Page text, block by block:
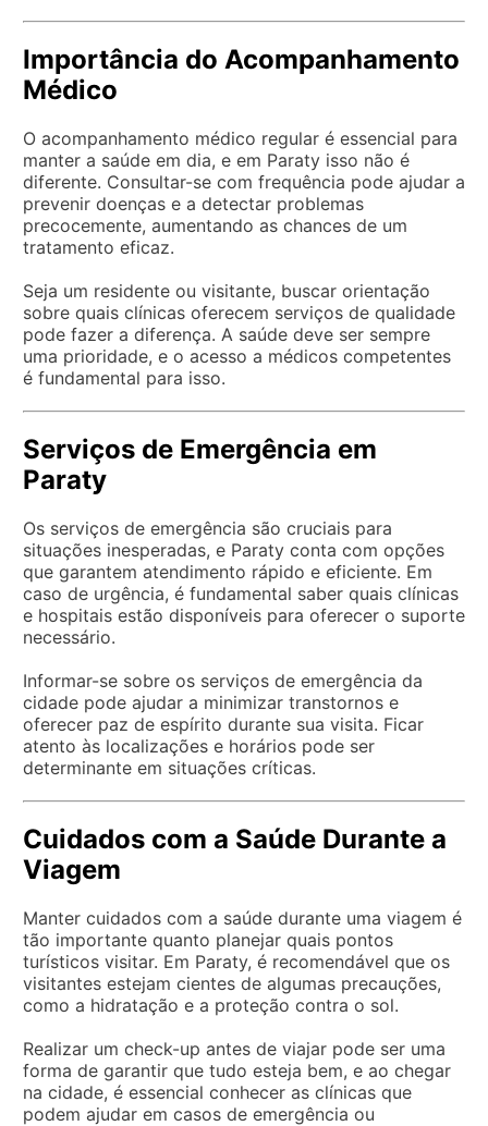
Importância do Acompanhamento
Médico
O acompanhamento médico regular é essencial para
manter a saúde em dia, e em Paraty isso não é
diferente. Consultar-se com frequência pode ajudar a
prevenir doenças e a detectar problemas
precocemente, aumentando as chances de um
tratamento eficaz.
Seja um residente ou visitante, buscar orientação
sobre quais clínicas oferecem serviços de qualidade
pode fazer a diferença. A saúde deve ser sempre
uma prioridade, e o acesso a médicos competentes
é fundamental para isso.
Serviços de Emergência em
Paraty
Os serviços de emergência são cruciais para
situações inesperadas, e Paraty conta com opções
que garantem atendimento rápido e eficiente. Em
caso de urgência, é fundamental saber quais clínicas
e hospitais estão disponíveis para oferecer o suporte
necessário.
Informar-se sobre os serviços de emergência da
cidade pode ajudar a minimizar transtornos e
oferecer paz de espírito durante sua visita. Ficar
atento às localizações e horários pode ser
determinante em situações críticas.
Cuidados com a Saúde Durante a
Viagem
Manter cuidados com a saúde durante uma viagem é
tão importante quanto planejar quais pontos
turísticos visitar. Em Paraty, é recomendável que os
visitantes estejam cientes de algumas precauções,
como a hidratação e a proteção contra o sol.
Realizar um check-up antes de viajar pode ser uma
forma de garantir que tudo esteja bem, e ao chegar
na cidade, é essencial conhecer as clínicas que
podem ajudar em casos de emergência ou